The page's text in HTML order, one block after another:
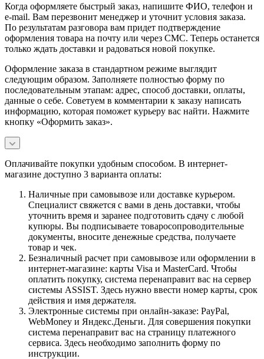
Когда оформляете быстрый заказ, напишите ФИО, телефон и
e-mail. Вам перезвонит менеджер и уточнит условия заказа.
По результатам разговора вам придет подтверждение
оформления товара на почту или через СМС. Теперь останется
только ждать доставки и радоваться новой покупке.
Оформление заказа в стандартном режиме выглядит
следующим образом. Заполняете полностью форму по
последовательным этапам: адрес, способ доставки, оплаты,
данные о себе. Советуем в комментарии к заказу написать
информацию, которая поможет курьеру вас найти. Нажмите
кнопку «Оформить заказ».
Оплачивайте покупки удобным способом. В интернет-
магазине доступно 3 варианта оплаты:
Наличные при самовывозе или доставке курьером.
Специалист свяжется с вами в день доставки, чтобы
уточнить время и заранее подготовить сдачу с любой
купюры. Вы подписываете товаросопроводительные
документы, вносите денежные средства, получаете
товар и чек.
Безналичный расчет при самовывозе или оформлении в
интернет-магазине: карты Visa и MasterCard. Чтобы
оплатить покупку, система перенаправит вас на сервер
системы ASSIST. Здесь нужно ввести номер карты, срок
действия и имя держателя.
Электронные системы при онлайн-заказе: PayPal,
WebMoney и Яндекс.Деньги. Для совершения покупки
система перенаправит вас на страницу платежного
сервиса. Здесь необходимо заполнить форму по
инструкции.